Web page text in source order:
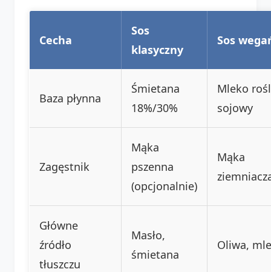
Cecha
Sos
klasyczny
Sos
Baza płynna
Śmietana
18%/30%
Mleko
sojowy
Zagęstnik
Mąka
pszenna
(opcjonalnie)
Mąka
Główne
źródło
tłuszczu
Masło,
śmietana
Oliwa,